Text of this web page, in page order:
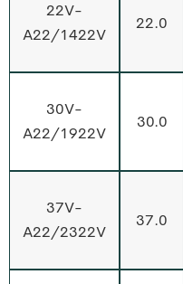
22V-
A22/1422V
22.0
30V-
A22/1922V
30.0
37V-
A22/2322V
37.0